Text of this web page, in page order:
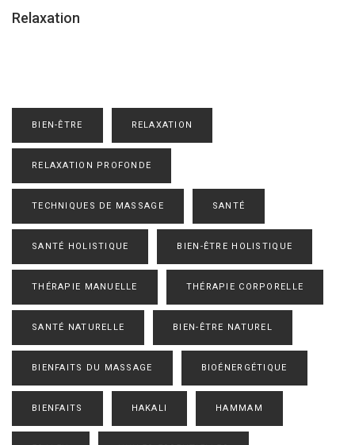
Relaxation
BIEN-ÊTRE RELAXATION
RELAXATION PROFONDE
TECHNIQUES DE MASSAGE SANTÉ
SANTÉ HOLISTIQUE BIEN-ÊTRE HOLISTIQUE
THÉRAPIE MANUELLE THÉRAPIE CORPORELLE
SANTÉ NATURELLE BIEN-ÊTRE NATUREL
BIENFAITS DU MASSAGE BIOÉNERGÉTIQUE
BIENFAITS HAKALI HAMMAM